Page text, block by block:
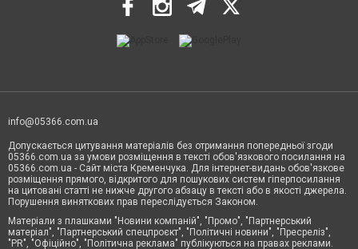
info@05366.com.ua
Допускається цитування матеріалів без отримання попередньої згоди
05366.com.ua за умови розміщення в тексті обов'язкового посилання на
05366.com.ua - Сайт міста Кременчука. Для інтернет-видань обов'язкове
розміщення прямого, відкритого для пошукових систем гіперпосилання
на цитовані статті не нижче другого абзацу в тексті або в якості джерела.
Порушення виняткових прав переслідується Законом.
Матеріали з плашками "Новини компаній", "Промо", "Партнерський
матеріал", "Партнерський спецпроєкт", "Політичні новини", "Пресреліз",
"PR", "Офіційно", "Політична реклама" публікуються на правах реклами.